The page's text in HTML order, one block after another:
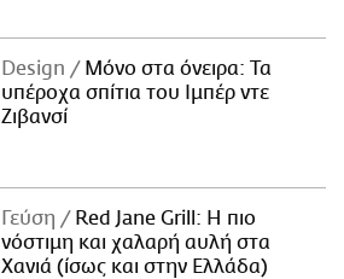
Design
Μόνο στα όνειρα: Τα
υπέροχα σπίτια του Ιμπέρ ντε
Ζιβανσί
Γεύση
Red Jane Grill: Η πιο
νόστιμη και χαλαρή αυλή στα
Χανιά (ίσως και στην Ελλάδα)